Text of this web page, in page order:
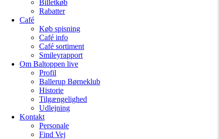
Billetkøb
Rabatter
Café
Køb spisning
Café info
Café sortiment
Smileyrapport
Om Baltoppen live
Profil
Ballerup Børneklub
Historie
Tilgængelighed
Udlejning
Kontakt
Personale
Find Vej